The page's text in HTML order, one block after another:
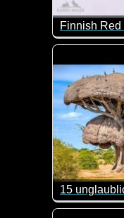
Finnish
Das sind
Entdecke